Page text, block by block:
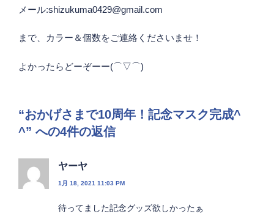
メール:shizukuma0429@gmail.com
まで、カラー＆個数をご連絡くださいませ！
よかったらどーぞーー(⌒▽⌒)
“おかげさまで10周年！記念マスク完成^
^” への4件の返信
ヤーヤ
1月 18, 2021 11:03 PM
待ってました記念グッズ欲しかったぁ